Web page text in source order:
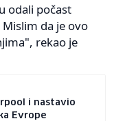
odali počast
da je ovo
rekao je
i nastavio
Evrope